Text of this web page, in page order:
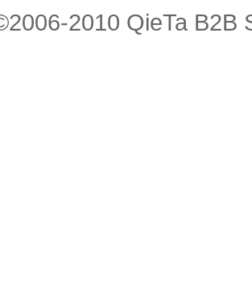
2010 QieTa B2B